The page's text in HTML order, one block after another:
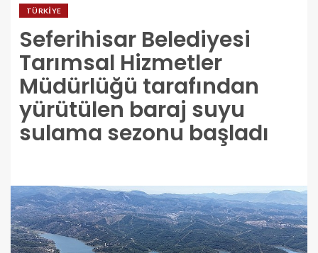
TÜRKIYE
Seferihisar Belediyesi
Tarımsal Hizmetler
Müdürlüğü tarafından
yürütülen baraj suyu
sulama sezonu başladı